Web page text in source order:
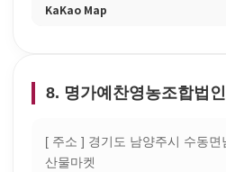
KaKao Map
8. 명가예찬영농조합법
[ 주소 ] 경기도 남양주시 수동
산물마켓